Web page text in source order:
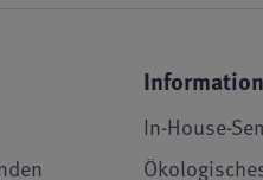
In-House-